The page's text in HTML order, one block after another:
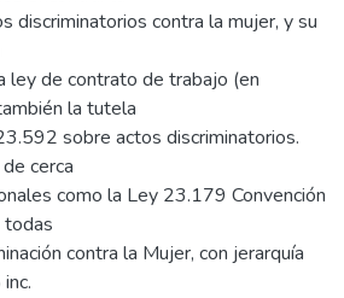
discriminatorios contra la mujer, y su
ley de contrato de trabajo (en
la tutela
sobre actos discriminatorios.
cerca
como la Ley 23.179 Convención
todas
contra la Mujer, con jerarquía